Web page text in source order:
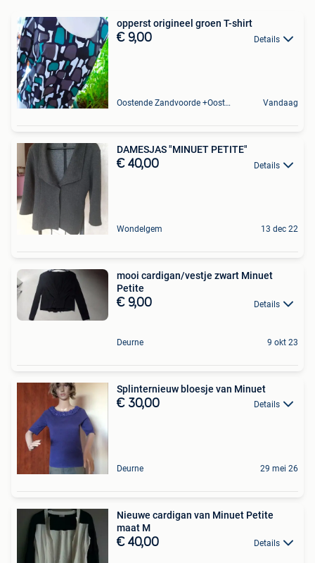
opperst origineel groen T-shirt
€ 9,00 Details
Oostende Zandvoorde +Oostende Vandaag
DAMESJAS "MINUET PETITE"
€ 40,00 Details
Wondelgem 13 dec 22
mooi cardigan/vestje zwart Minuet
Petite
€ 9,00 Details
Deurne 9 okt 23
Splinternieuw bloesje van Minuet
€ 30,00 Details
Deurne 29 mei 26
Nieuwe cardigan van Minuet Petite
maat M
€ 40,00 Details